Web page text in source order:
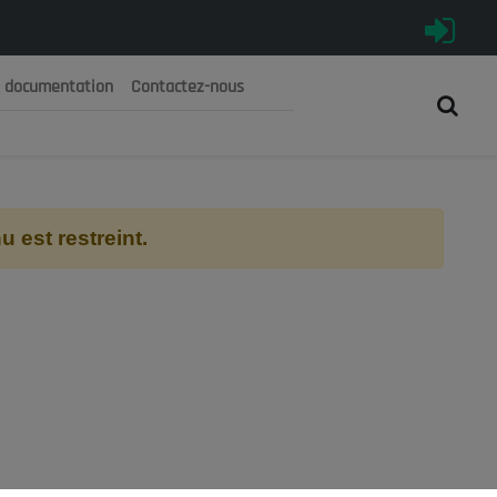
الجزائرية الديمقراطية الشعبية
documentation Contactez-nous
est restreint.